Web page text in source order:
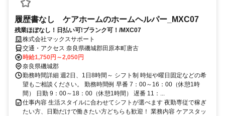
履歴書なし ケアホームのホームヘルパー_MXC07
残業ほぼなし！日払い可!ブランク可！/MXC07
株式会社マックスサポート
交通・アクセス 奈良県磯城郡田原本町唐古
時給1,750円～2,050円
奈良県磯城郡
勤務時間詳細 週2日、1日8時間～ シフト制 時短や曜日固定などの希
望もご相談ください。 勤務時間例 早番 7：00～16：00（休憩1時
間） 日勤 9：00～18：00（休憩1時間） 遅番 11：...
仕事内容 生活スタイルに合わせてシフトが選べます 夜勤専従で稼ぎ
たい方、日勤だけで働きたい方どちらも歓迎！ 業務内容 ケアスタッ